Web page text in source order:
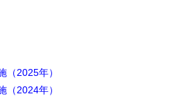
（2025年）
（2024年）